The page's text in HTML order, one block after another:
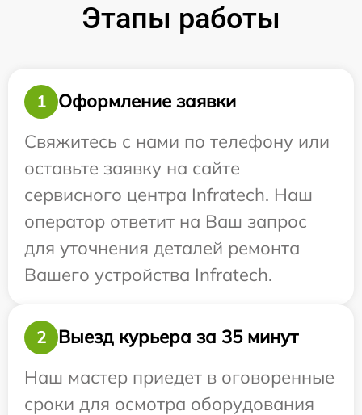
Этапы работы
1
Оформление заявки
Свяжитесь с нами по телефону или
оставьте заявку на сайте
сервисного центра Infratech. Наш
оператор ответит на Ваш запрос
для уточнения деталей ремонта
Вашего устройства Infratech.
2
Выезд курьера за 35 минут
Наш мастер приедет в оговоренные
сроки для осмотра оборудования